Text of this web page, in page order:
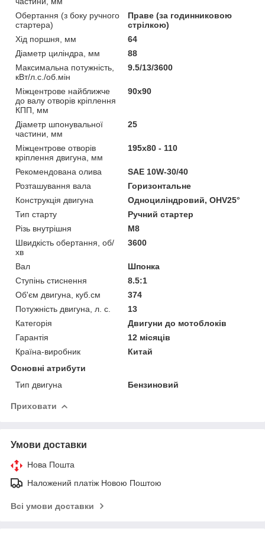
Обертання (з боку ручного
стартера)
Праве (за годинниковою
стрілкою)
Хід поршня, мм
64
Діаметр циліндра, мм
88
Максимальна потужність,
кВт/л.с./об.мін
9.5/13/3600
Міжцентрове найближче
до валу отворів кріплення
КПП, мм
90х90
Діаметр шпонувальної
частини, мм
25
Міжцентрове отворів
кріплення двигуна, мм
195х80 - 110
Рекомендована олива
SAE 10W-30/40
Розташування вала
Горизонтальне
Конструкція двигуна
Одноциліндровий, OHV25°
Тип старту
Ручний стартер
Різь внутрішня
М8
Швидкість обертання, об/
хв
3600
Вал
Шпонка
Ступінь стиснення
8.5:1
Об'єм двигуна, куб.см
374
Потужність двигуна, л. с.
13
Категорія
Двигуни до мотоблоків
Гарантія
12 місяців
Країна-виробник
Китай
Основні атрибути
Тип двигуна
Бензиновий
Приховати
Умови доставки
Нова Пошта
Наложений платіж Новою Поштою
Всі умови доставки